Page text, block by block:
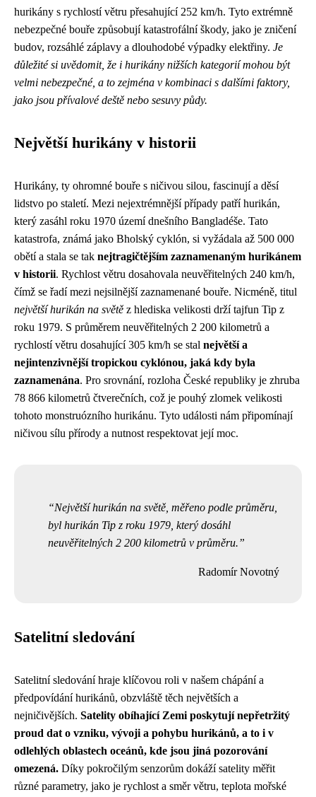
hurikány s rychlostí větru přesahující 252 km/h. Tyto extrémně
nebezpečné bouře způsobují katastrofální škody, jako je zničení
budov, rozsáhlé záplavy a dlouhodobé výpadky elektřiny. Je
důležité si uvědomit, že i hurikány nižších kategorií mohou být
velmi nebezpečné, a to zejména v kombinaci s dalšími faktory,
jako jsou přívalové deště nebo sesuvy půdy.
Největší hurikány v historii
Hurikány, ty ohromné bouře s ničivou silou, fascinují a děsí
lidstvo po staletí. Mezi nejextrémnější případy patří hurikán,
který zasáhl roku 1970 území dnešního Bangladéše. Tato
katastrofa, známá jako Bholský cyklón, si vyžádala až 500 000
obětí a stala se tak nejtragičtějším zaznamenaným hurikánem
v historii. Rychlost větru dosahovala neuvěřitelných 240 km/h,
čímž se řadí mezi nejsilnější zaznamenané bouře. Nicméně, titul
největší hurikán na světě z hlediska velikosti drží tajfun Tip z
roku 1979. S průměrem neuvěřitelných 2 200 kilometrů a
rychlostí větru dosahující 305 km/h se stal největší a
nejintenzivnější tropickou cyklónou, jaká kdy byla
zaznamenána. Pro srovnání, rozloha České republiky je zhruba
78 866 kilometrů čtverečních, což je pouhý zlomek velikosti
tohoto monstruózního hurikánu. Tyto události nám připomínají
ničivou sílu přírody a nutnost respektovat její moc.
Největší hurikán na světě, měřeno podle průměru,
byl hurikán Tip z roku 1979, který dosáhl
neuvěřitelných 2 200 kilometrů v průměru.
Radomír Novotný
Satelitní sledování
Satelitní sledování hraje klíčovou roli v našem chápání a
předpovídání hurikánů, obzvláště těch největších a
nejničivějších. Satelity obíhající Zemi poskytují nepřetržitý
proud dat o vzniku, vývoji a pohybu hurikánů, a to i v
odlehlých oblastech oceánů, kde jsou jiná pozorování
omezená. Díky pokročilým senzorům dokáží satelity měřit
různé parametry, jako je rychlost a směr větru, teplota mořské